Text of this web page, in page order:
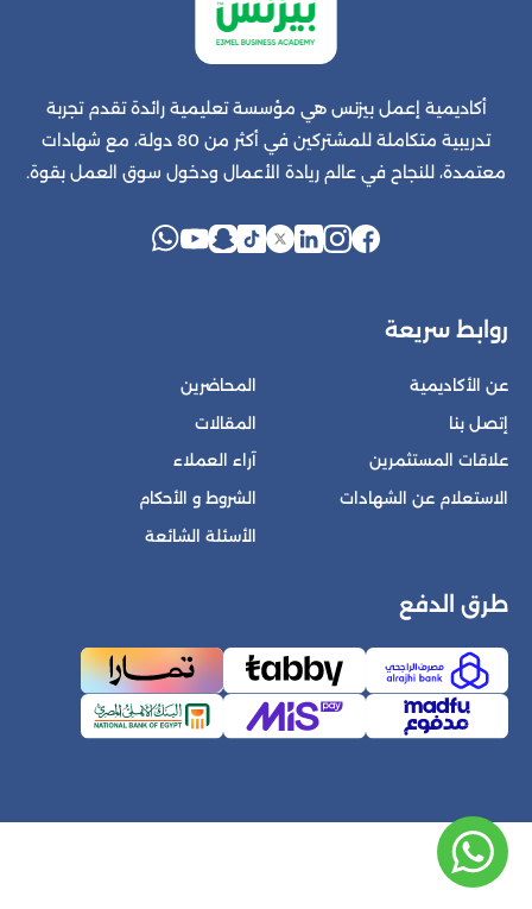
أكاديمية إعمل بيزنس هي مؤسسة تعليمية رائدة تقدم تجربة
تدريبية متكاملة للمشتركين في أكثر من 80 دولة، مع شهادات
معتمدة، للنجاح في عالم ريادة الأعمال ودخول سوق العمل بقوة.
روابط سريعة
عن الأكاديمية
إتصل بنا
علاقات المستثمرين
الاستعلام عن الشهادات
المحاضرين
المقالات
آراء العملاء
الشروط و الأحكام
الأسئلة الشائعة
طرق الدفع